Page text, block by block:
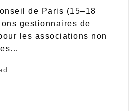
de Paris (15–18
gestionnaires de
les associations non